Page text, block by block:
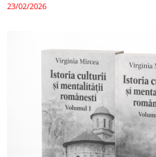
23/02/2026